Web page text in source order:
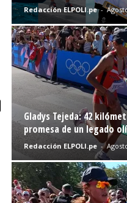
Redacción ELPOLI.pe -
Gladys Tejeda: 42
promesa de un legado
Redacción ELPOLI.pe -